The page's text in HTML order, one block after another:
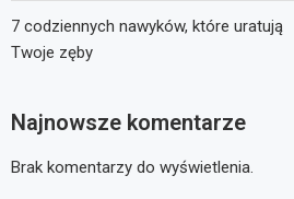
7 codziennych nawyków, które uratują
Twoje zęby
Najnowsze komentarze
Brak komentarzy do wyświetlenia.